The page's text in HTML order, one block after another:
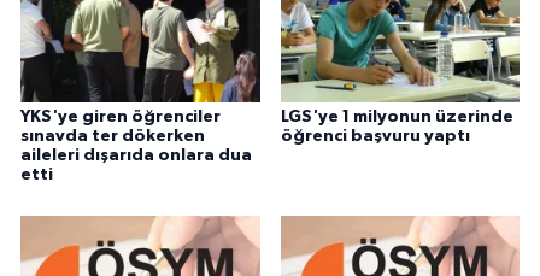
YKS'ye giren öğrenciler
sınavda ter dökerken
aileleri dışarıda onlara dua
etti
LGS'ye 1 milyonun üzerinde
öğrenci başvuru yaptı